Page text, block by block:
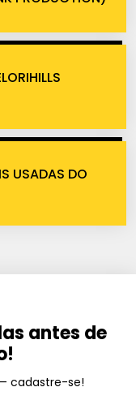
USADAS DO
antes de
cadastre-se!